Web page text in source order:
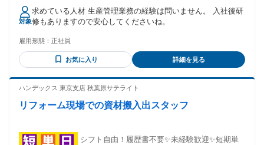
戦可能 ────────────────
┏━━━━━━━━━━━━━━━┓ ❖ 働くなら絶対「三協
ゴム」！ 当社の営業職で働く7つの魅力
┗━━━━━━━━━━━━━━━┛ 営業としてのやりが
い・キャリアアップ・業務スタイル。 この仕事を選ぶ価値を
コンパクトにまとめました。
がダイレクトに活きる ╰━ｖ
━━━━━━━━━━━━━━━╯ ・海外取引先への営業経
験（価格交渉・仕入れ交渉）がメイン業務 ・メーカーや商社
姿勢・提案力・会社への貢献度を総合評価 ・34歳社員が入社
れる通勤・皆勤・家族手当金額：なし 全員に一律で支払われ
るその他手当金額：なし ※経験・年齢・前職の給与などを 考
慮の上、決定します。 ◆賞与あり／年2回（6月・12月） ◆昇
給あり ◆家族生計手当（扶養家族がいる場合） ✅頑張った成
対象
求めている人材 生産管理業務の経験は問いません。 入社後研
修もありますので安心してくださいね。
雇用形態： 正社員
お気に入り 詳細を見る
ハンデックス 東京支店 秋葉原サテライト
リフォーム現場での資材搬入出スタッフ
シフト自由！履歴書不要✨未経験歓迎✨短期単